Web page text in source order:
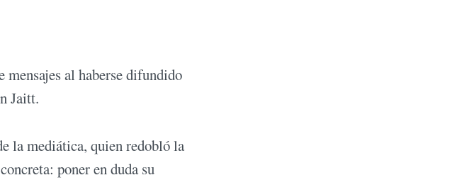
al haberse difundido
Jaitt.
la mediática, quien redobló la
poner en duda su